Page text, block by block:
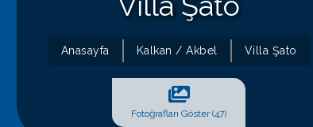
Anasayfa Kalkan / Akbel Villa Şato
Fotoğrafları Göster (47)